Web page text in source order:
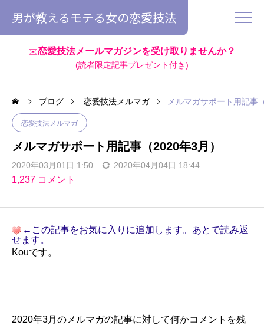
男が教えるモテる女の恋愛技法
✉️恋愛技法メールマガジンを受け取りませんか？
(読者限定記事プレゼント付き)
ブログ 恋愛技法メルマガ メルマガサポート用記事
恋愛技法メルマガ
メルマガサポート用記事（2020年3月）
2020年03月01日 1:50 2020年04月04日 18:44
1,237 コメント
←この記事をお気に入りに追加します。あとで読み返
せます。
Kouです。
2020年3月のメルマガの記事に対して何かコメントを残